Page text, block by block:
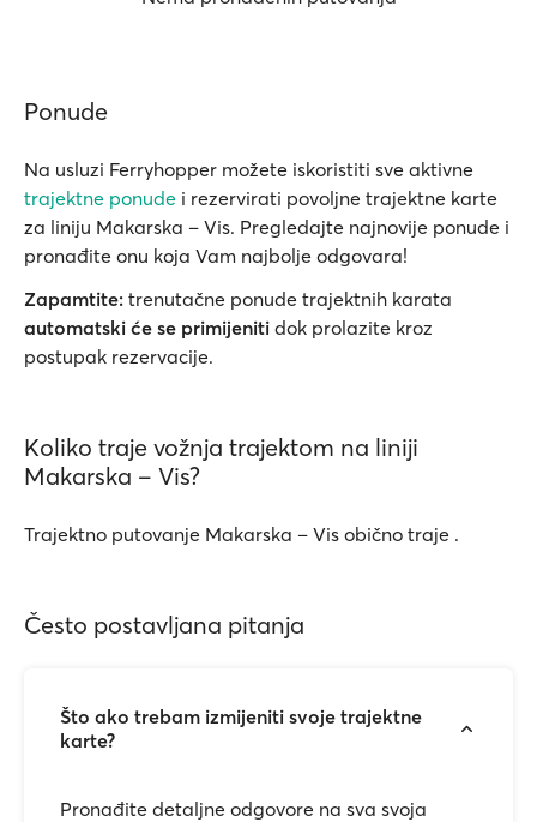
Ponude
Na usluzi Ferryhopper možete iskoristiti sve aktivne
trajektne ponude i rezervirati povoljne trajektne karte
za liniju Makarska – Vis. Pregledajte najnovije ponude i
pronađite onu koja Vam najbolje odgovara!
Zapamtite: trenutačne ponude trajektnih karata
automatski će se primijeniti dok prolazite kroz
postupak rezervacije.
Koliko traje vožnja trajektom na liniji
Makarska – Vis?
Trajektno putovanje Makarska – Vis obično traje .
Često postavljana pitanja
Što ako trebam izmijeniti svoje trajektne
karte?
Pronađite detaljne odgovore na sva svoja